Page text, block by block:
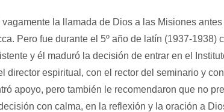
vagamente la llamada de Dios a las Misiones
Pero fue durante el 5º año de latín (1937-1938)
y él maduró la decisión de entrar en el
director espiritual, con el rector del seminario y
apoyo, pero también le recomendaron que no
con calma, en la reflexión y la oración a